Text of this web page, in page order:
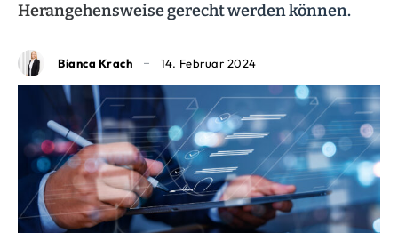
Herangehensweise gerecht werden können.
Bianca Krach 14. Februar 2024